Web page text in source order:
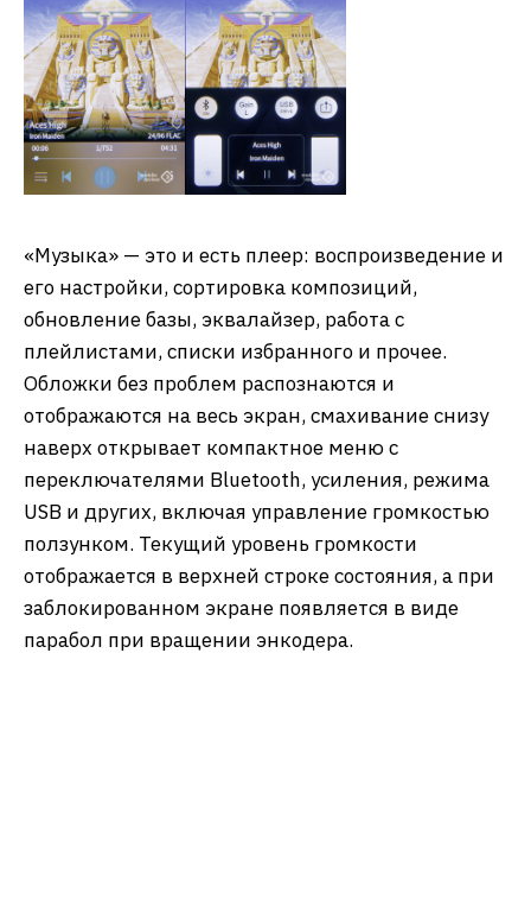
«Музыка» — это и есть плеер: воспроизведение и
его настройки, сортировка композиций,
обновление базы, эквалайзер, работа с
плейлистами, списки избранного и прочее.
Обложки без проблем распознаются и
отображаются на весь экран, смахивание снизу
наверх открывает компактное меню с
переключателями Bluetooth, усиления, режима
USB и других, включая управление громкостью
ползунком. Текущий уровень громкости
отображается в верхней строке состояния, а при
заблокированном экране появляется в виде
парабол при вращении энкодера.